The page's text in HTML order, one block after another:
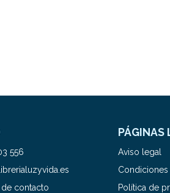
556
contacto
PÁGINAS
Aviso legal
Condiciones
Política de